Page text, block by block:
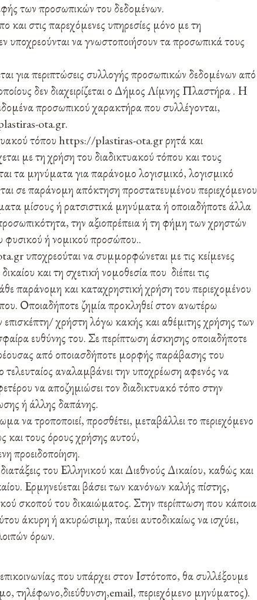
των προσωπικών του δεδομένων.
και στις παρεχόμενες υπηρεσίες μόνο με τη
να γνωστοποιήσουν τα προσωπικά τους
για περιπτώσεις συλλογής προσωπικών δεδομένων από
δεν διαχειρίζεται ο Δήμος Λίμνης Πλαστήρα . Η
προσωπικού χαρακτήρα που συλλέγονται,
plastiras-ota.gr.
τόπου https://plastiras-ota.gr ρητά και
με τη χρήση του διαδικτυακού τόπου και τους
τα μηνύματα για παράνομο λογισμικό, λογισμικό
σε παράνομη απόκτηση προστατευμένου περιεχόμενου
μίσους ή ρατσιστικά μηνύματα ή οποιαδήποτε άλλα
την αξιοπρέπεια ή τη φήμη των χρηστών
ή νομικού προσώπου..
υποχρεούται να συμμορφώνεται με τις κείμενες
και τη σχετική νομοθεσία που διέπει τις
παράνομη και καταχρηστική χρήση του περιεχομένου
Οποιαδήποτε ζημία προκληθεί στον ανωτέρω
χρήστη λόγω κακής και αθέμιτης χρήσης των
ευθύνης του. Σε περίπτωση άσκησης οποιαδήποτε
από οποιασδήποτε μορφής παράβασης του
αναλαμβάνει την υποχρέωση αφενός να
να αποζημιώσει τον διαδικτυακό τόπο στην
ή άλλης δαπάνης.
να τροποποιεί, προσθέτει, μεταβάλλει το περιεχόμενο
και τους όρους χρήσης αυτού,
προειδοποίηση.
του Ελληνικού και Διεθνούς Δικαίου, καθώς και
Ερμηνεύεται βάσει των κανόνων καλής πίστης,
σκοπού του δικαιώματος. Στην περίπτωση που κάποια
άκυρη ή ακυρώσιμη, παύει αυτοδικαίως να ισχύει,
όρων.
που υπάρχει στον Ιστότοπο, θα συλλέξουμε
τηλέφωνο,διεύθυνση,email, περιεχόμενο μηνύματος).